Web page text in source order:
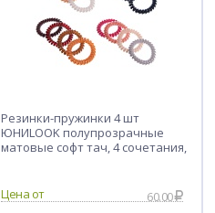
Резинки-пружинки 4 шт
ЮНИLOOK полупрозрачные
матовые софт тач, 4 сочетания,
60.00